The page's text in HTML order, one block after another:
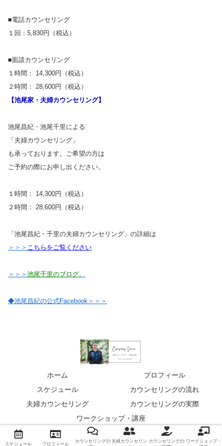
■電話カウンセリング
１回：5,830円（税込）
■面談カウンセリング
１時間： 14,300円（税込）
２時間： 28,600円（税込）
【池尾家・夫婦カウンセリング】
池尾昌紀・池尾千里による
「夫婦カウンセリング」
も承っております。ご希望の方は
ご予約の際にお申し出ください。
１時間： 14,300円（税込）
２時間： 28,600円（税込）
「池尾昌紀・千里の夫婦カウンセリング」の詳細は
＞＞＞ こちらをご覧ください
＞＞＞ 池尾千里のブログ。
◆池尾昌紀の公式Facebook＞＞＞
ホーム
プロフィール
スケジュール
カウンセリングの流れ
夫婦カウンセリング
カウンセリングの実際
ワークショップ・講座
© 2023 心理カウンセラー池尾昌紀 公式サイト.
スケジュール プロフィール
カウンセリングの 夫婦カウンセリン カウンセリングの ワークショップ・